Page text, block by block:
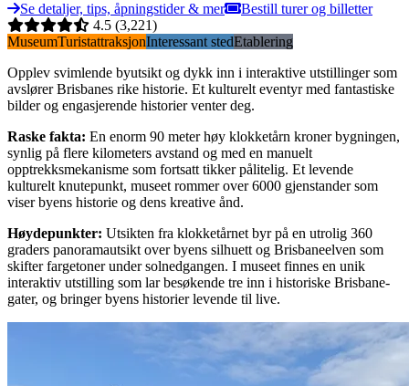
Se detaljer, tips, åpningstider & mer
Bestill turer og billetter
4.5 (3,221)
MuseumTuristattraksjonInteressant stedEtablering
Opplev svimlende byutsikt og dykk inn i interaktive utstillinger som
avslører Brisbanes rike historie. Et kulturelt eventyr med fantastiske
bilder og engasjerende historier venter deg.
Raske fakta: En enorm 90 meter høy klokketårn kroner bygningen,
synlig på flere kilometers avstand og med en manuelt
opptrekksmekanisme som fortsatt tikker pålitelig. Et levende
kulturelt knutepunkt, museet rommer over 6000 gjenstander som
viser byens historie og dens kreative ånd.
Høydepunkter: Utsikten fra klokketårnet byr på en utrolig 360
graders panoramautsikt over byens silhuett og Brisbaneelven som
skifter fargetoner under solnedgangen. I museet finnes en unik
interaktiv utstilling som lar besøkende tre inn i historiske Brisbane-
gater, og bringer byens historier levende til live.